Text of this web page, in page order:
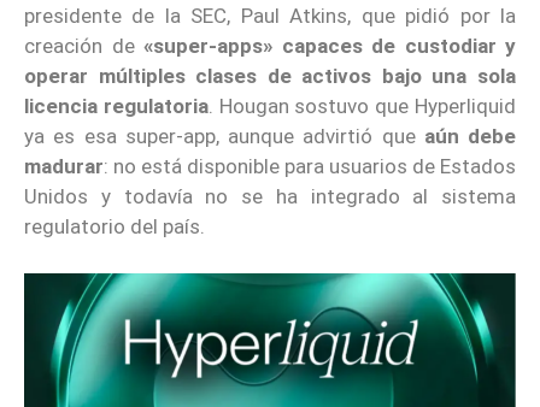
presidente de la SEC, Paul Atkins, que pidió por la
creación de«super-apps» capaces de custodiar y
operar múltiples clases de activos bajo una sola
licencia regulatoria. Hougan sostuvo que Hyperliquid
ya es esa super-app, aunque advirtió que aún debe
madurar: no está disponible para usuarios de Estados
Unidos y todavía no se ha integrado al sistema
regulatorio del país.